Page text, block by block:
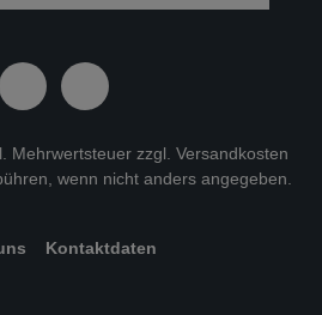
Mehrwertsteuer zzgl. Versandkosten
wenn nicht anders angegeben.
Kontaktdaten